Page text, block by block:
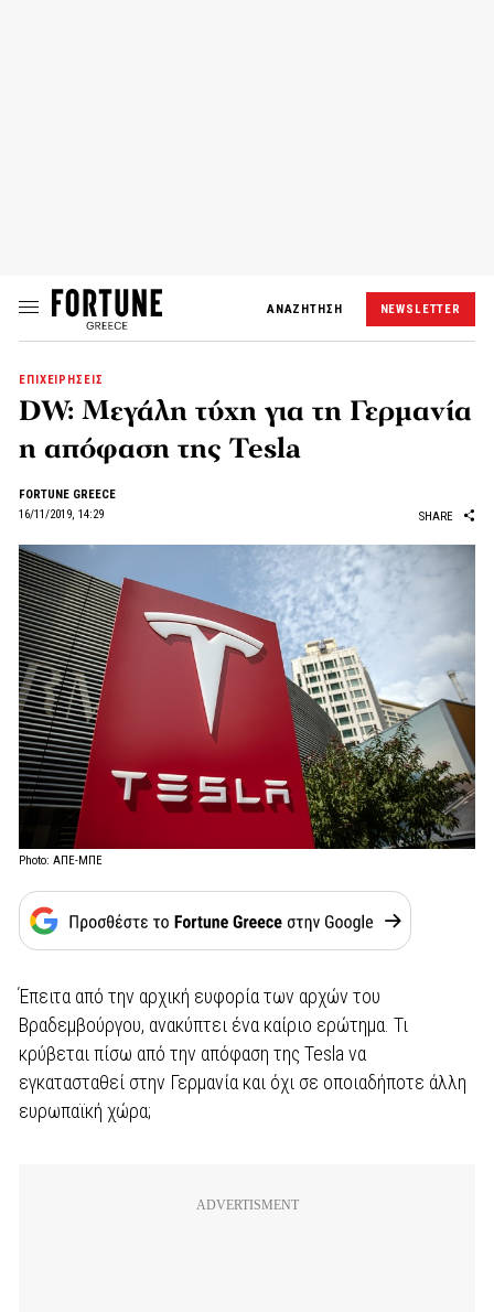
ΑΝΑΖΗΤΗΣΗ NEWSLETTER
ΕΠΙΧΕΙΡΗΣΕΙΣ
DW: Μεγάλη τύχη για τη Γερμανία
η απόφαση της Tesla
FORTUNE GREECE
16/11/2019, 14:29
SHARE
Photo: ΑΠΕ-ΜΠΕ
Έπειτα από την αρχική ευφορία των αρχών του
Βραδεμβούργου, ανακύπτει ένα καίριο ερώτημα. Τι
κρύβεται πίσω από την απόφαση της Tesla να
εγκατασταθεί στην Γερμανία και όχι σε οποιαδήποτε άλλη
ευρωπαϊκή χώρα;